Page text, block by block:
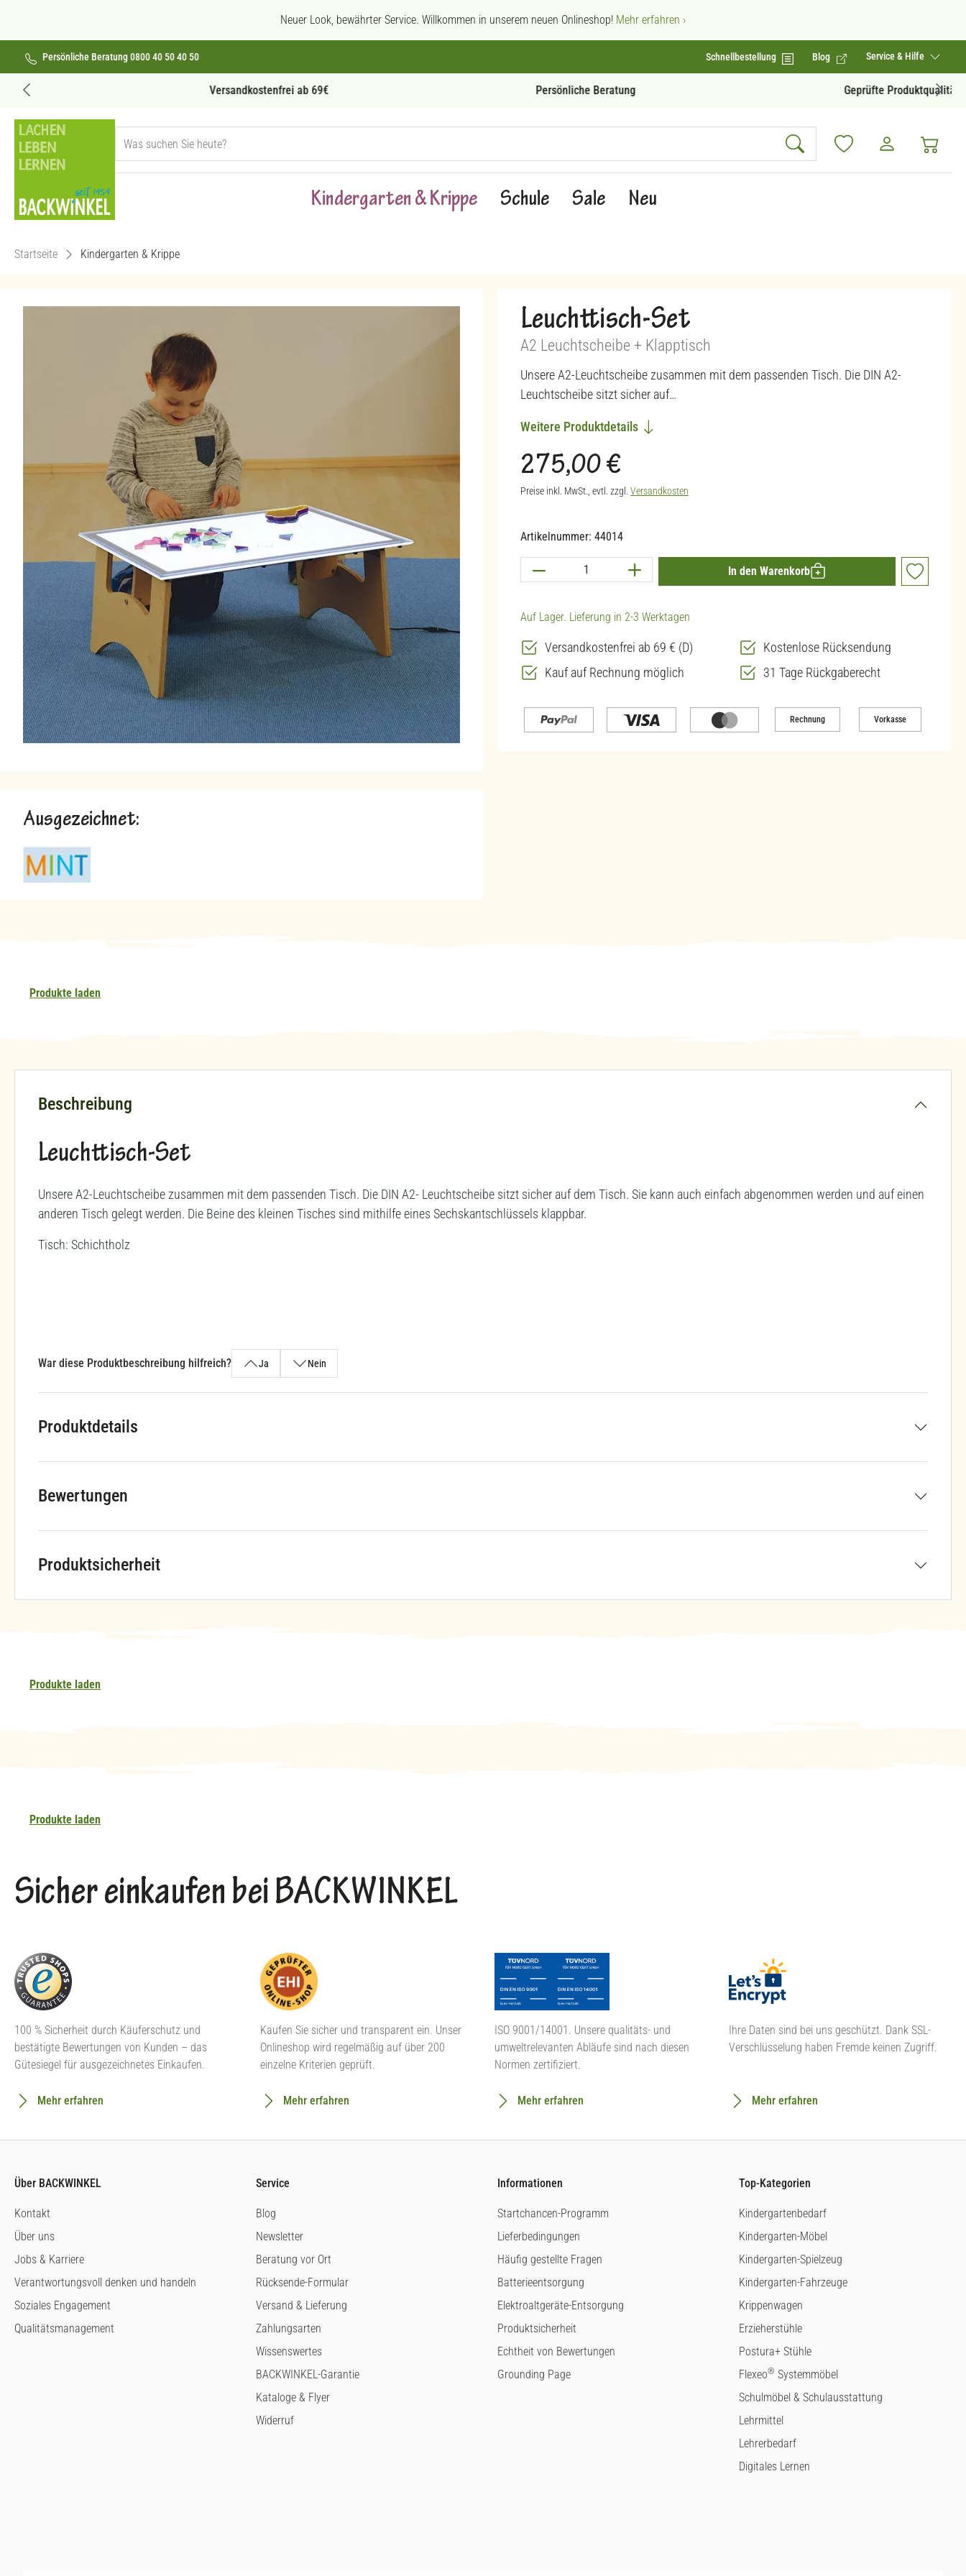
Neuer Look, bewährter Service. Willkommen in unserem neuen Onlineshop! Mehr erfahren ›
Persönliche Beratung 0800 40 50 40 50 Schnellbestellung Blog Service & Hilfe
Versandkostenfrei ab 69€ Geprüfte Produktqualität
Kindergarten & Krippe Schule Sale Neu
Startseite Kindergarten & Krippe
Ausgezeichnet:
Leuchttisch-Set
A2 Leuchtscheibe + Klapptisch
Unsere A2-Leuchtscheibe zusammen mit dem passenden Tisch. Die DIN A2-
Leuchtscheibe sitzt sicher auf…
Weitere Produktdetails
Regulärer Preis:
275,00 €
Preise inkl. MwSt., evtl. zzgl. Versandkosten
Artikelnummer: 44014
Produkt Anzahl: Gib den gewünschten Wert ein oder benutze
In den Warenkorb
Auf Lager. Lieferung in 2-3 Werktagen
Versandkostenfrei ab 69 € (D)
Kostenlose Rücksendung
Kauf auf Rechnung möglich
31 Tage Rückgaberecht
Rechnung Vorkasse
Produkte laden
Beschreibung
Leuchttisch-Set
Unsere A2-Leuchtscheibe zusammen mit dem passenden Tisch. Die DIN A2- Leuchtscheibe sitzt sicher auf dem Tisch. Sie kann auch einfach abgenommen werden und auf einen
anderen Tisch gelegt werden. Die Beine des kleinen Tisches sind mithilfe eines Sechskantschlüssels klappbar.
Tisch: Schichtholz
War diese Produktbeschreibung hilfreich? Ja Nein
Produktdetails
Bewertungen
Produktsicherheit
Produkte laden
Produkte laden
Sicher einkaufen bei BACKWINKEL
100 % Sicherheit durch Käuferschutz und
bestätigte Bewertungen von Kunden – das
Gütesiegel für ausgezeichnetes Einkaufen.
Mehr erfahren
Kaufen Sie sicher und transparent ein. Unser
Onlineshop wird regelmäßig auf über 200
einzelne Kriterien geprüft.
Mehr erfahren
ISO 9001/14001. Unsere qualitäts- und
umweltrelevanten Abläufe sind nach diesen
Normen zertifiziert.
Mehr erfahren
Ihre Daten sind bei uns geschützt. Dank SSL-
Verschlüsselung haben Fremde keinen Zugriff.
Mehr erfahren
Über BACKWINKEL
Kontakt
Über uns
Jobs & Karriere
Verantwortungsvoll denken und handeln
Soziales Engagement
Qualitätsmanagement
Service
Blog
Newsletter
Beratung vor Ort
Rücksende-Formular
Versand & Lieferung
Zahlungsarten
Wissenswertes
BACKWINKEL-Garantie
Kataloge & Flyer
Widerruf
Informationen
Startchancen-Programm
Lieferbedingungen
Häufig gestellte Fragen
Batterieentsorgung
Elektroaltgeräte-Entsorgung
Produktsicherheit
Echtheit von Bewertungen
Grounding Page
Top-Kategorien
Kindergartenbedarf
Kindergarten-Möbel
Kindergarten-Spielzeug
Kindergarten-Fahrzeuge
Krippenwagen
Erzieherstühle
Postura+ Stühle
Flexeo® Systemmöbel
Schulmöbel & Schulausstattung
Lehrmittel
Lehrerbedarf
Digitales Lernen